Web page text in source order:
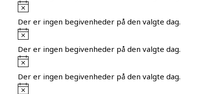
Notice
Der er ingen begivenheder på den valgte dag.
Notice
Der er ingen begivenheder på den valgte dag.
Notice
Der er ingen begivenheder på den valgte dag.
Notice